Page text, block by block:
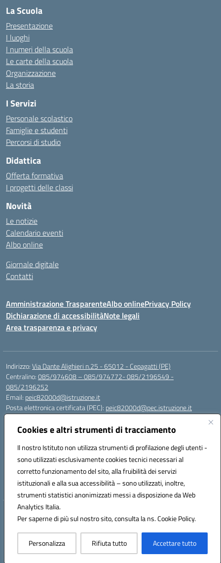
Cookies e altri strumenti di tracciamento
Il nostro Istituto non utilizza strumenti di profilazione degli utenti -
sono utilizzati esclusivamente cookies tecnici necessari al
corretto funzionamento del sito, alla fruibilità dei servizi
istituzionali e alla sua accessibilità – sono utilizzati, inoltre,
strumenti statistici anonimizzati messi a disposizione da Web
Analytics Italia.
Per saperne di più sul nostro sito, consulta la ns. Cookie Policy.
Personalizza Rifiuta tutto Accettare tutto
La Scuola
Presentazione
I luoghi
I numeri della scuola
Le carte della scuola
Organizzazione
La storia
I Servizi
Personale scolastico
Famiglie e studenti
Percorsi di studio
Didattica
Offerta formativa
I progetti delle classi
Novità
Le notizie
Calendario eventi
Albo online
Giornale digitale
Contatti
Amministrazione TrasparenteAlbo onlinePrivacy Policy
Dichiarazione di accessibilitàNote legali
Area trasparenza e privacy
Indirizzo:Via Dante Alighieri n.25 - 65012 - Cepagatti (PE)
Centralino:085/974608 – 085/974772- 085/2196549 -
085/2196252
Email: peic82000d@istruzione.it
Posta elettronica certificata (PEC): peic82000d@pec.istruzione.it
Codice fiscale: 91100590685
Codice meccanografico: PEIC82000D
Codice Indice delle Pubbliche Amministrazioni (IPA): istsc_peic82000d
Codice unico di fatturazione (CUF): UFYS5I
Sede provvisoria dell'Istituto Comprensivo Cepagatti
Via Elsa Morante, 12 - 65012 - Villareia (PE)
Hosting & Powered by 3D Solution S.r.l.
Concept & Design by Designers Italia